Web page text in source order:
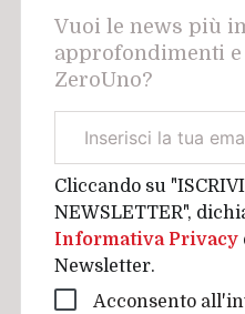
Vuoi le news più
approfondimenti
ZeroUno?
aziendale
Cliccando su
NEWSLETTER",
Informativa Privacy
Newsletter.
Acconsento